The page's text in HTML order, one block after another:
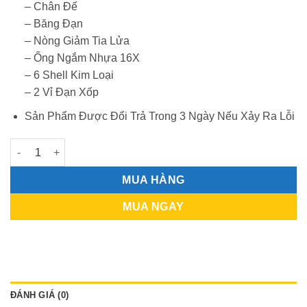
– Chân Đế
– Băng Đạn
– Nòng Giảm Tia Lửa
– Ống Ngắm Nhựa 16X
– 6 Shell Kim Loại
– 2 Vỉ Đạn Xốp
Sản Phẩm Được Đổi Trả Trong 3 Ngày Nếu Xảy Ra Lỗi
CHEYTAC M200 Bản Đạn Xốp Văng Shell số lượng
MUA HÀNG
MUA NGAY
ĐÁNH GIÁ (0)